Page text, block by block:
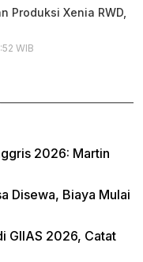
Produksi Xenia RWD,
WIB
2026: Martin
Disewa, Biaya Mulai
GIIAS 2026, Catat